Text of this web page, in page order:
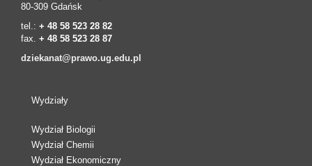
80-309 Gdańsk
tel.: + 48 58 523 28 82
fax. + 48 58 523 28 87
dziekanat@prawo.ug.edu.pl
Wydziały
Wydział Biologii
Wydział Chemii
Wydział Ekonomiczny